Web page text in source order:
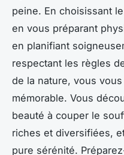
peine. En choisissant
en vous préparant
en planifiant
respectant les règles
de la nature, vous
mémorable. Vous
beauté à couper le
riches et diversifiées,
pure sérénité.